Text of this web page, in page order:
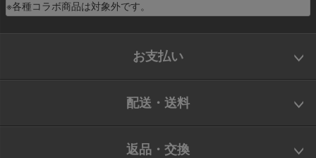
※各種コラボ商品は対象外です。
お支払い
配送・送料
返品・交換